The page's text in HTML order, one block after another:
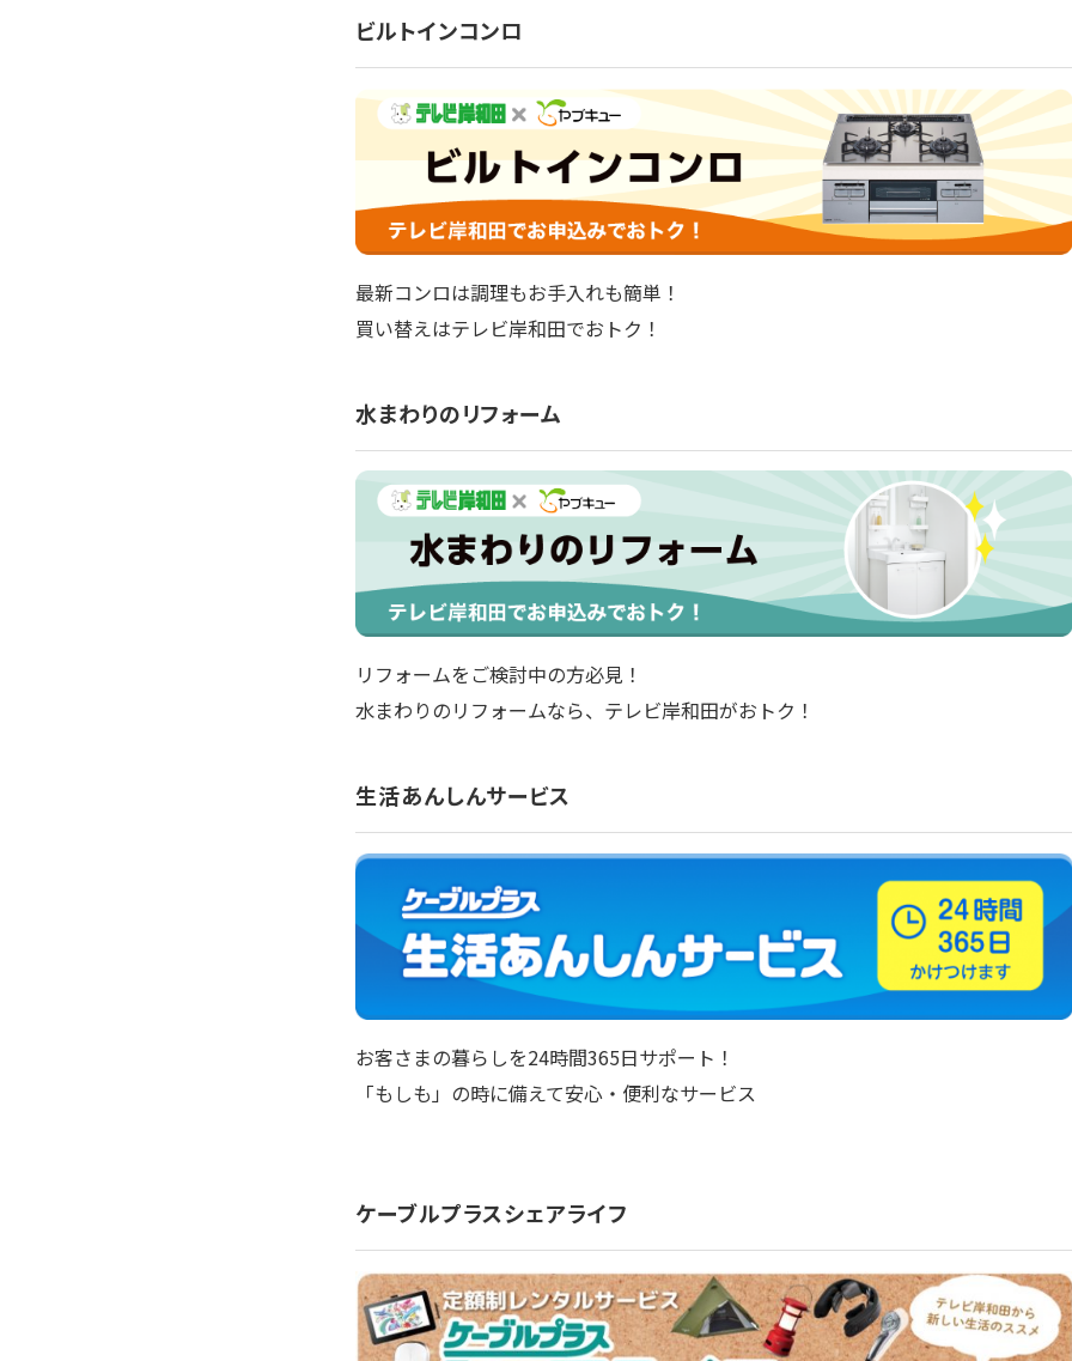
ビルトインコンロ
最新コンロは調理もお手入れも簡単！
買い替えはテレビ岸和田でおトク！
水まわりのリフォーム
リフォームをご検討中の方必見！
水まわりのリフォームなら、テレビ岸和田がおトク！
生活あんしんサービス
お客さまの暮らしを24時間365日サポート！
「もしも」の時に備えて安心・便利なサービス
ケーブルプラスシェアライフ